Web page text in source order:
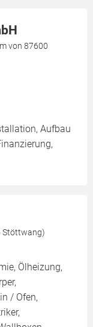
von 87600
Aufbau
Stöttwang)
Ölheizung,
/ Ofen,